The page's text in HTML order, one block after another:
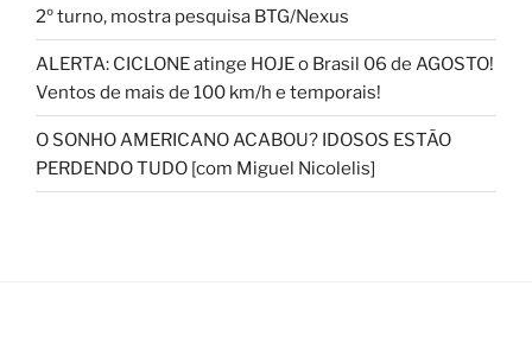
2º turno, mostra pesquisa BTG/Nexus
ALERTA: CICLONE atinge HOJE o Brasil 06 de AGOSTO!
Ventos de mais de 100 km/h e temporais!
O SONHO AMERICANO ACABOU? IDOSOS ESTÃO
PERDENDO TUDO [com Miguel Nicolelis]